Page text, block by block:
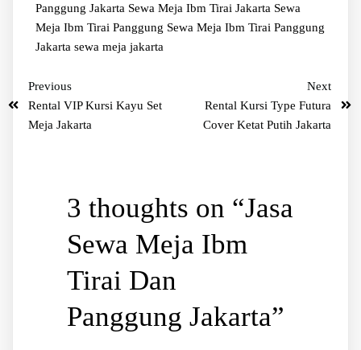
Panggung Jakarta Sewa Meja Ibm Tirai Jakarta Sewa
Meja Ibm Tirai Panggung Sewa Meja Ibm Tirai Panggung
Jakarta sewa meja jakarta
Previous
Rental VIP Kursi Kayu Set
Meja Jakarta
Next
Rental Kursi Type Futura
Cover Ketat Putih Jakarta
3 thoughts on “Jasa
Sewa Meja Ibm
Tirai Dan
Panggung Jakarta”